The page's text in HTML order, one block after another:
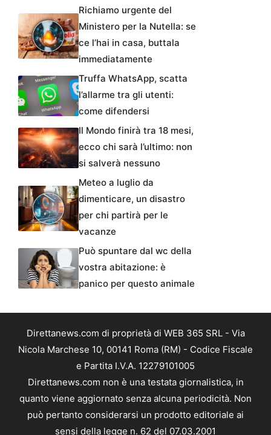
Richiamo urgente del
Ministero per la Nutella: se
ce l’hai in casa, buttala
immediatamente
Truffa WhatsApp, scatta
l’allarme tra gli utenti:
come difendersi
Il Mondo finirà tra 18 mesi,
ecco chi sarà l’ultimo: non
si salverà nessuno
Meteo a luglio da
dimenticare, un disastro
per chi partirà per le
vacanze
Può spuntare dal wc della
vostra abitazione: è
panico per questo animale
Direttanews.com di proprietà di WEB 365 SRL - Via
Nicola Marchese 10, 00141 Roma (RM) - Codice Fiscale
e Partita I.V.A. 12279101005
Direttanews.com non è una testata giornalistica, in
quanto viene aggiornato senza alcuna periodicità. Non
può pertanto considerarsi un prodotto editoriale ai
sensi della legge n. 62 del 07.03.2001